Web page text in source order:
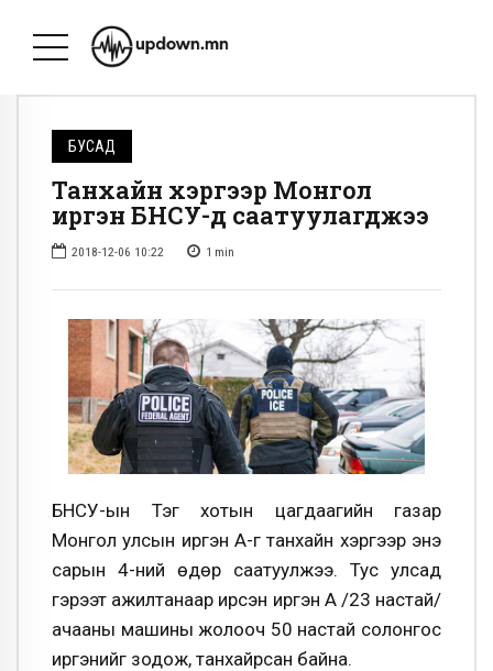
БУСАД
Танхайн хэргээр Монгол
иргэн БНСУ-д саатуулагджээ
2018-12-06 10:22 1 min
БНСУ-ын Тэгү хотын цагдаагийн газар
Монгол улсын иргэн А-г танхайн хэргээр энэ
сарын 4-ний өдөр саатуулжээ. Тус улсад
гэрээт ажилтанаар ирсэн иргэн А /23 настай/
ачааны машины жолооч 50 настай солонгос
иргэнийг зодож, танхайрсан байна.